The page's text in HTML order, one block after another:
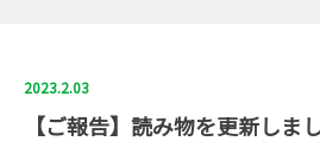
2023.2.03
【ご報告】読み物を更新しま